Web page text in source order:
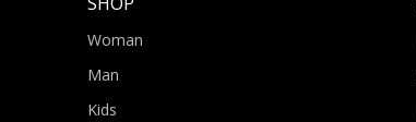
Woman
Man
Kids